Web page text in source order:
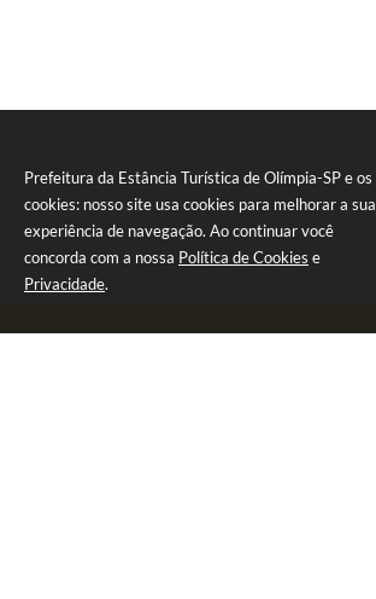
Prefeitura da Estância Turística de Olímpia-SP e os
cookies: nosso site usa cookies para melhorar a sua
experiência de navegação. Ao continuar você
concorda com a nossa Política de Cookies e
Privacidade.